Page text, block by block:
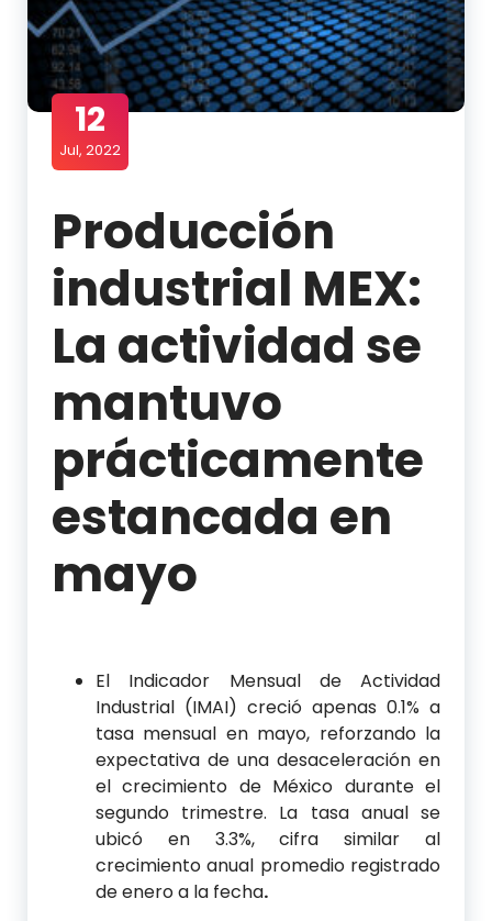
12
Jul, 2022
Producción
industrial MEX:
La actividad se
mantuvo
prácticamente
estancada en
mayo
El Indicador Mensual de Actividad
Industrial (IMAI) creció apenas 0.1% a
tasa mensual en mayo, reforzando la
expectativa de una desaceleración en
el crecimiento de México durante el
segundo trimestre. La tasa anual se
ubicó en 3.3%, cifra similar al
crecimiento anual promedio registrado
de enero a la fecha.